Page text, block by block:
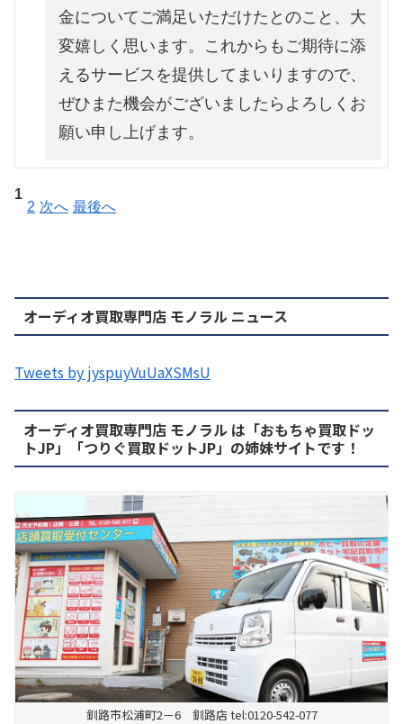
金についてご満足いただけたとのこと、大
変嬉しく思います。これからもご期待に添
えるサービスを提供してまいりますので、
ぜひまた機会がございましたらよろしくお
願い申し上げます。
1
2 次へ 最後へ
オーディオ買取専門店 モノラル ニュース
Tweets by jyspuyVuUaXSMsU
オーディオ買取専門店 モノラル は「おもちゃ買取ドッ
トJP」「つりぐ買取ドットJP」の姉妹サイトです！
釧路市松浦町2－6 釧路店 tel:0120-542-077